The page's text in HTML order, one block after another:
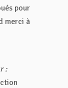
pour
merci à
: